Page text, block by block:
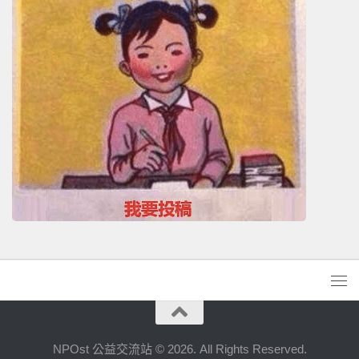
NPOst 公益交流站 © 2026. All Rights Reserved.